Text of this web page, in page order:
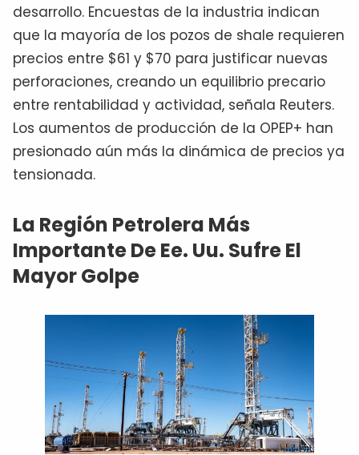
desarrollo. Encuestas de la industria indican
que la mayoría de los pozos de shale requieren
precios entre $61 y $70 para justificar nuevas
perforaciones, creando un equilibrio precario
entre rentabilidad y actividad, señala Reuters.
Los aumentos de producción de la OPEP+ han
presionado aún más la dinámica de precios ya
tensionada.
La Región Petrolera Más
Importante De Ee. Uu. Sufre El
Mayor Golpe